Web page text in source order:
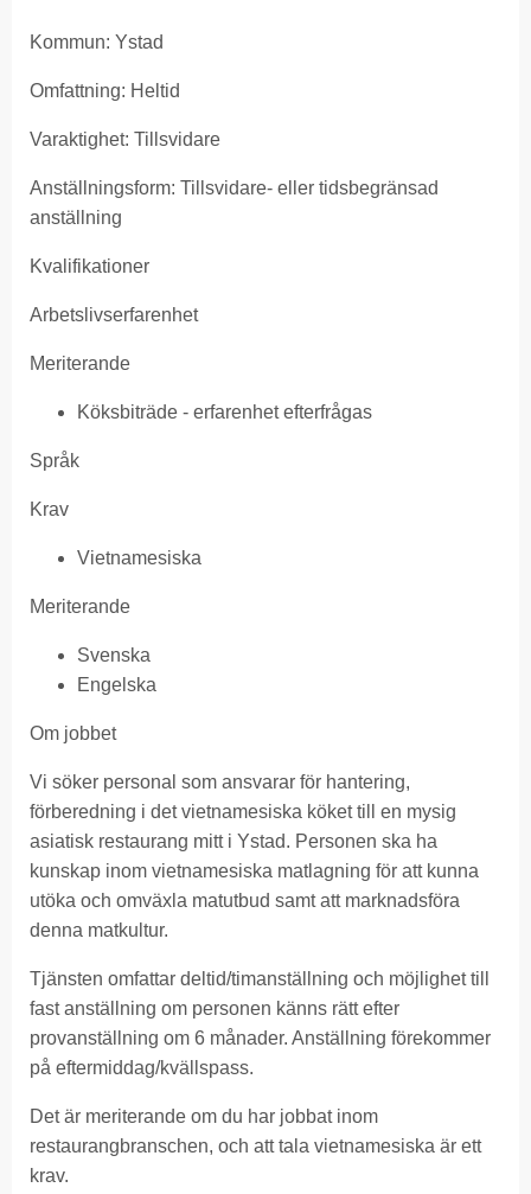
Kommun: Ystad
Omfattning: Heltid
Varaktighet: Tillsvidare
Anställningsform: Tillsvidare- eller tidsbegränsad
anställning
Kvalifikationer
Arbetslivserfarenhet
Meriterande
Köksbiträde - erfarenhet efterfrågas
Språk
Krav
Vietnamesiska
Meriterande
Svenska
Engelska
Om jobbet
Vi söker personal som ansvarar för hantering,
förberedning i det vietnamesiska köket till en mysig
asiatisk restaurang mitt i Ystad. Personen ska ha
kunskap inom vietnamesiska matlagning för att kunna
utöka och omväxla matutbud samt att marknadsföra
denna matkultur.
Tjänsten omfattar deltid/timanställning och möjlighet till
fast anställning om personen känns rätt efter
provanställning om 6 månader. Anställning förekommer
på eftermiddag/kvällspass.
Det är meriterande om du har jobbat inom
restaurangbranschen, och att tala vietnamesiska är ett
krav.